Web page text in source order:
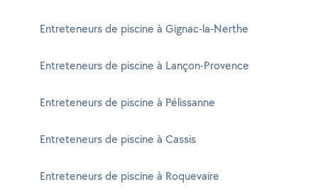
Entreteneurs de piscine à Gignac-la-Nerthe
Entreteneurs de piscine à Lançon-Provence
Entreteneurs de piscine à Pélissanne
Entreteneurs de piscine à Cassis
Entreteneurs de piscine à Roquevaire